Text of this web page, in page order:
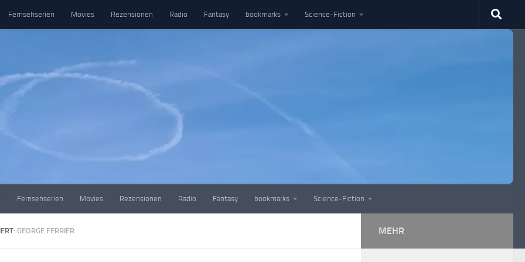
Fernsehserien Movies Rezensionen Radio Fantasy bookmarks Science-Fiction
Fernsehserien Movies Rezensionen Radio Fantasy bookmarks Science-Fiction
GEORGE FERRIER MEHR